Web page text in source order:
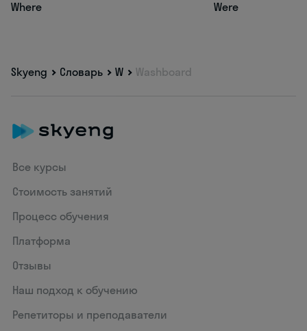
Where Were
Skyeng Словарь W Washboard
Все курсы
Стоимость занятий
Процесс обучения
Платформа
Отзывы
Наш подход к обучению
Репетиторы и преподаватели